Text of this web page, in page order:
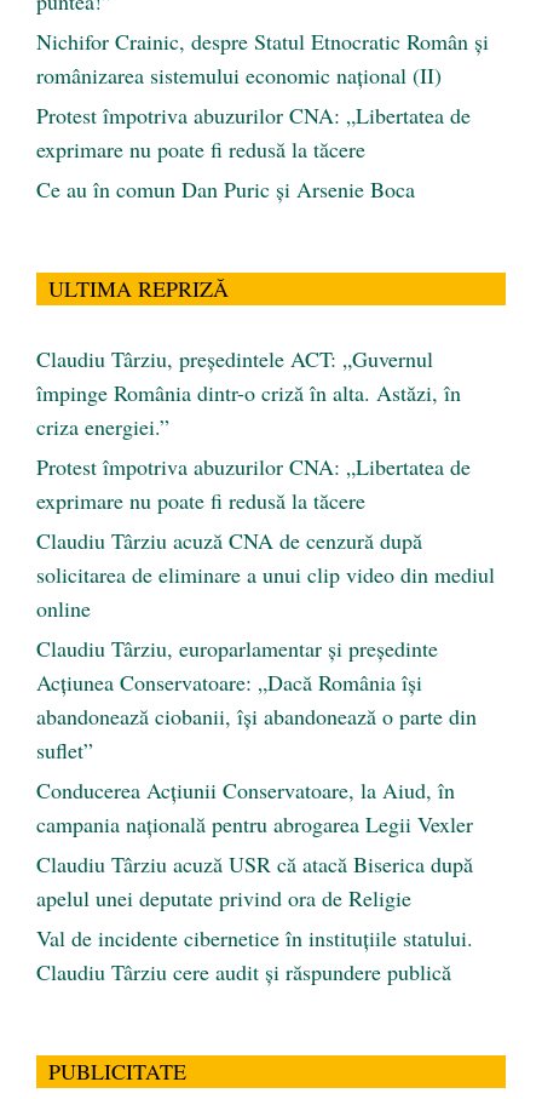
Nichifor Crainic, despre Statul Etnocratic Român şi
românizarea sistemului economic naţional (II)
Protest împotriva abuzurilor CNA: „Libertatea de
exprimare nu poate fi redusă la tăcere
Ce au în comun Dan Puric şi Arsenie Boca
ULTIMA REPRIZĂ
Claudiu Târziu, președintele ACT: „Guvernul
împinge România dintr-o criză în alta. Astăzi, în
criza energiei.”
Protest împotriva abuzurilor CNA: „Libertatea de
exprimare nu poate fi redusă la tăcere
Claudiu Târziu acuză CNA de cenzură după
solicitarea de eliminare a unui clip video din mediul
online
Claudiu Târziu, europarlamentar și președinte
Acțiunea Conservatoare: „Dacă România își
abandonează ciobanii, își abandonează o parte din
suflet”
Conducerea Acțiunii Conservatoare, la Aiud, în
campania națională pentru abrogarea Legii Vexler
Claudiu Târziu acuză USR că atacă Biserica după
apelul unei deputate privind ora de Religie
Val de incidente cibernetice în instituțiile statului.
Claudiu Târziu cere audit și răspundere publică
PUBLICITATE